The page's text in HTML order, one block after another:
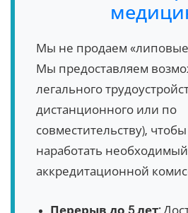
Мы не продаем
Мы предоставляем
легального
дистанционного или по
совместительству),
наработать
аккредитационной